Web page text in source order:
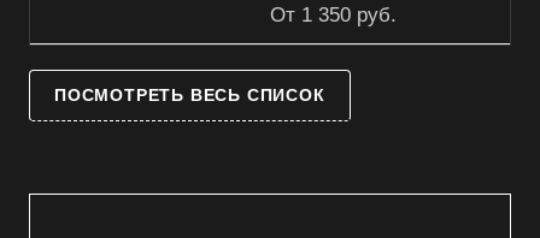
От 1 350 руб.
ПОСМОТРЕТЬ ВЕСЬ СПИСОК